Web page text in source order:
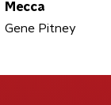
Mecca
Gene Pitney